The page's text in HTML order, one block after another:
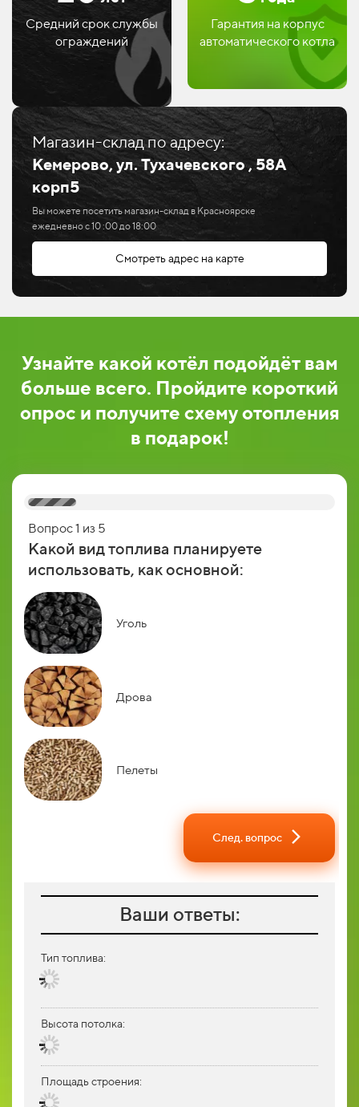
Средний срок службы
ограждений
Гарантия на корпус
автоматического котла
Магазин-склад по адресу:
Кемерово,ул. Тухачевского , 58А
корп5
Вы можете посетить магазин-склад в Красноярске
ежедневно с 10 :00 до 18:00
Смотреть адрес на карте
Узнайте какой котёл подойдёт вам
больше всего. Пройдите короткий
опрос и получите схему отопления
в подарок!
Вопрос 1 из 5
Какой вид топлива планируете
использовать, как основной:
Уголь
Дрова
Пелеты
След. вопрос
Ваши ответы:
Тип топлива:
Высота потолка:
Площадь строения: